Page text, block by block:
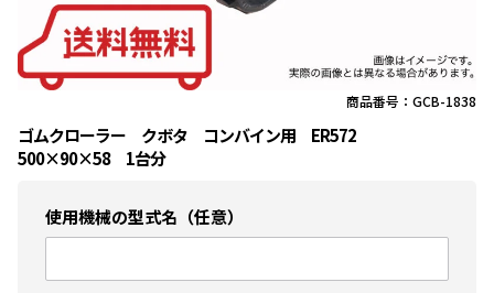
商品番号：GCB-1838
ゴムクローラー クボタ コンバイン用 ER572
500×90×58 1台分
使用機械の型式名（任意）